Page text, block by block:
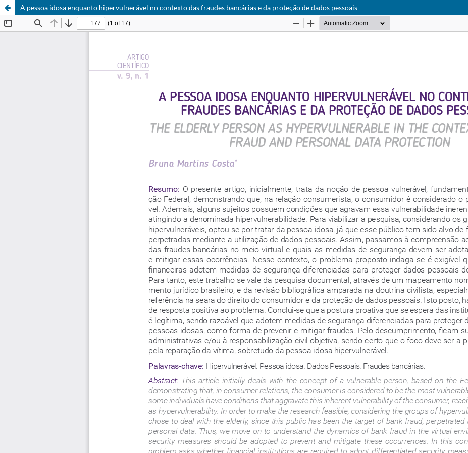
A pessoa idosa enquanto hipervulnerável no contexto das fraudes bancárias e da proteção de dados pessoais